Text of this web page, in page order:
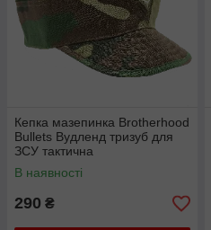
Кепка мазепинка Brotherhood
Bullets Вудленд тризуб для
ЗСУ тактична
В наявності
290 ₴